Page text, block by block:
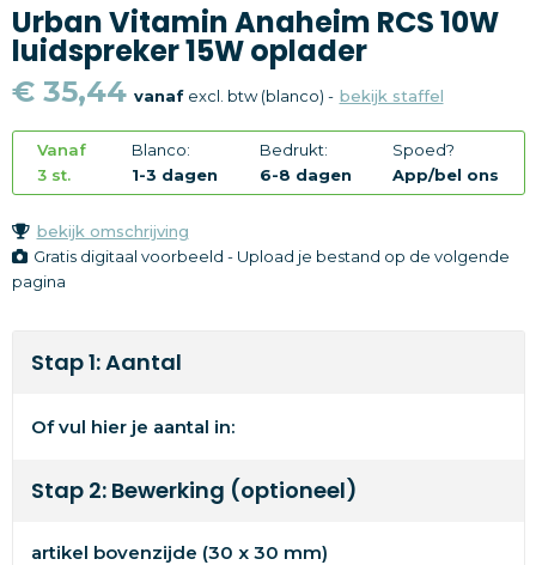
Textiel
Thema
Merken
Urban Vitamin Anaheim RCS 10W
luidspreker 15W oplader
€ 35,44 vanafexcl. btw (blanco) - bekijk staffel
Vanaf
3 st.
Blanco:
1-3 dagen
Bedrukt:
6-8 dagen
Spoed?
App/bel ons
bekijk omschrijving
Gratis digitaal voorbeeld - Upload je bestand op de volgende
pagina
Stap 1: Aantal
Of vul hier je aantal in:
Stap 2: Bewerking (optioneel)
artikel bovenzijde (30 x 30 mm)